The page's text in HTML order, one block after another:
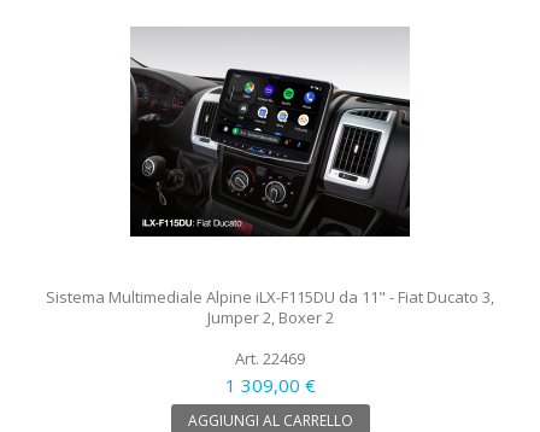
Sistema Multimediale Alpine iLX-F115DU da 11" - Fiat Ducato 3,
Jumper 2, Boxer 2
Art. 22469
1 309,00 €
AGGIUNGI AL CARRELLO